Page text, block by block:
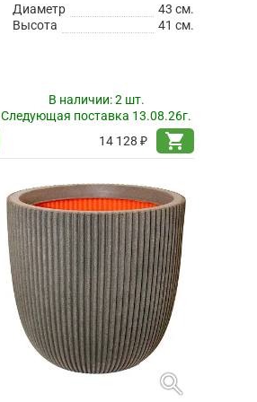
Диаметр
43 см.
Высота
41 см.
В наличии:2 шт.
Следующая поставка 13.08.26г.
14 128 ₽
shopping_cart
search